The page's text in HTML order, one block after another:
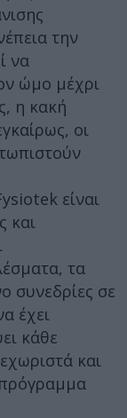
την
να
ώμο μέχρι
η κακή
οι
είναι
και
τα
συνεδρίες σε
έχει
κάθε
και